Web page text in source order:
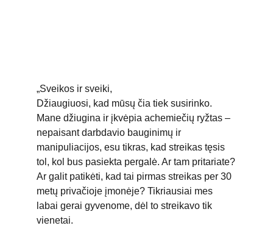
„Sveikos ir sveiki,
Džiaugiuosi, kad mūsų čia tiek susirinko.
Mane džiugina ir įkvėpia achemiečių ryžtas –
nepaisant darbdavio bauginimų ir
manipuliacijos, esu tikras, kad streikas tęsis
tol, kol bus pasiekta pergalė. Ar tam pritariate?
Ar galit patikėti, kad tai pirmas streikas per 30
metų privačioje įmonėje? Tikriausiai mes
labai gerai gyvenome, dėl to streikavo tik
vienetai.